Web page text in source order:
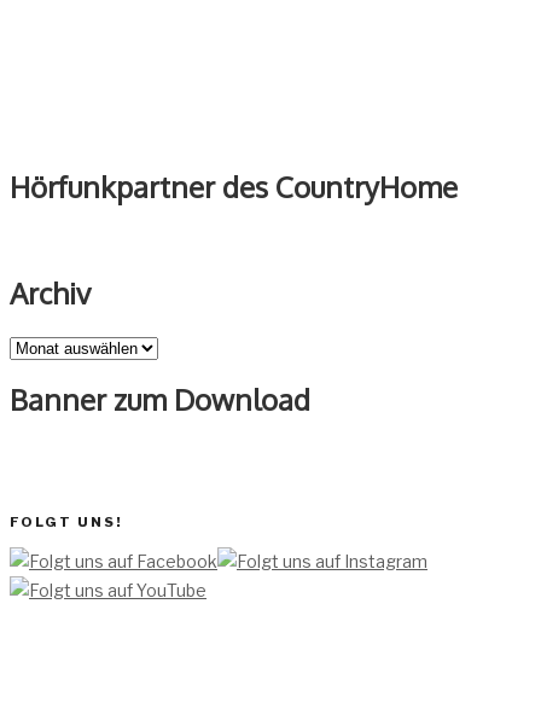
Hörfunkpartner des CountryHome
Archiv
Archiv
Banner zum Download
FOLGT UNS!